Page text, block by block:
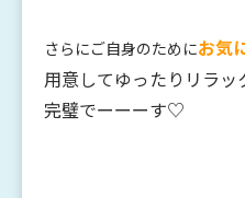
さらにご自身のためにお気
用意してゆったりリラッ
完璧でーーーす♡